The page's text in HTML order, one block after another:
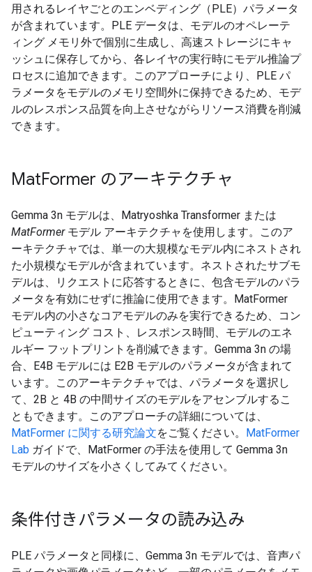
用されるレイヤごとのエンベディング（PLE）パラメータ
が含まれています。PLE データは、モデルのオペレーテ
ィング メモリ外で個別に生成し、高速ストレージにキャ
ッシュに保存してから、各レイヤの実行時にモデル推論プ
ロセスに追加できます。このアプローチにより、PLE パ
ラメータをモデルのメモリ空間外に保持できるため、モデ
ルのレスポンス品質を向上させながらリソース消費を削減
できます。
MatFormer のアーキテクチャ
Gemma 3n モデルは、Matryoshka Transformer または
MatFormerモデル アーキテクチャを使用します。このア
ーキテクチャでは、単一の大規模なモデル内にネストされ
た小規模なモデルが含まれています。ネストされたサブモ
デルは、リクエストに応答するときに、包含モデルのパラ
メータを有効にせずに推論に使用できます。MatFormer
モデル内の小さなコアモデルのみを実行できるため、コン
ピューティング コスト、レスポンス時間、モデルのエネ
ルギー フットプリントを削減できます。Gemma 3n の場
合、E4B モデルには E2B モデルのパラメータが含まれて
います。このアーキテクチャでは、パラメータを選択し
て、2B と 4B の中間サイズのモデルをアセンブルするこ
ともできます。このアプローチの詳細については、
MatFormer に関する研究論文をご覧ください。
MatFormer
Lab ガイドで、MatFormer の手法を使用して Gemma 3n
モデルのサイズを小さくしてみてください。
条件付きパラメータの読み込み
PLE パラメータと同様に、Gemma 3n モデルでは、音声パ